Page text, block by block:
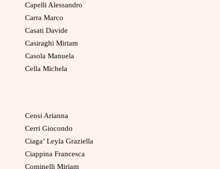
Capelli Alessandro
Carra Marco
Casati Davide
Casiraghi Miriam
Casola Manuela
Cella Michela
Censi Arianna
Cerri Giocondo
Ciaga’ Leyla Graziella
Ciappina Francesca
Cominelli Miriam